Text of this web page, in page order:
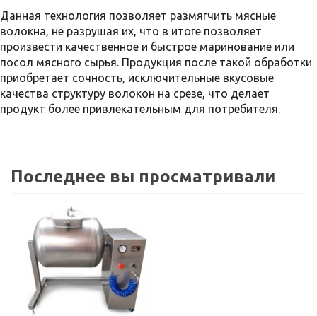
Данная технология позволяет размягчить мясные
волокна, не разрушая их, что в итоге позволяет
произвести качественное и быстрое маринование или
посол мясного сырья. Продукция после такой обработки
приобретает сочность, исключительные вкусовые
качества структуру волокон на срезе, что делает
продукт более привлекательным для потребителя.
Последнее вы просматривали